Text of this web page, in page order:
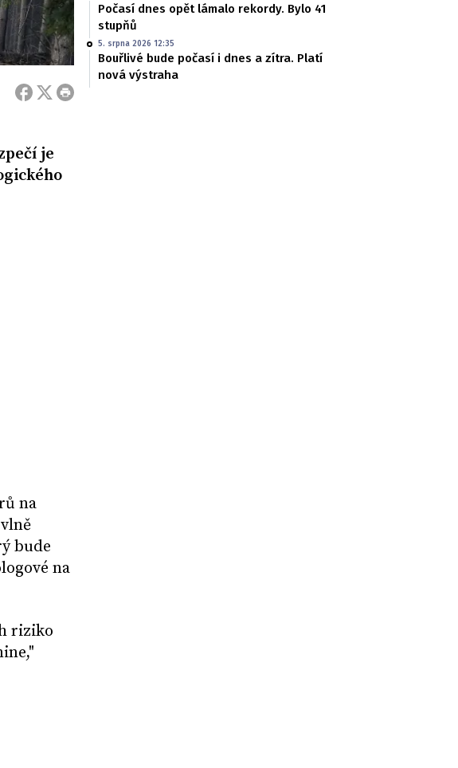
je
na
bude
na
riziko
Počasí dnes opět lámalo rekordy. Bylo 41
stupňů
5. srpna 2026 12:35
Bouřlivé bude počasí i dnes a zítra. Platí
nová výstraha